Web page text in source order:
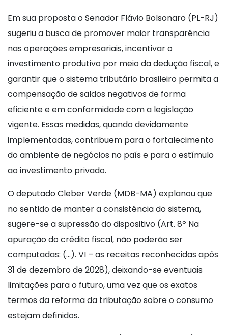
Em sua proposta o Senador Flávio Bolsonaro (PL-RJ)
sugeriu a busca de promover maior transparência
nas operações empresariais, incentivar o
investimento produtivo por meio da dedução fiscal, e
garantir que o sistema tributário brasileiro permita a
compensação de saldos negativos de forma
eficiente e em conformidade com a legislação
vigente. Essas medidas, quando devidamente
implementadas, contribuem para o fortalecimento
do ambiente de negócios no país e para o estímulo
ao investimento privado.
O deputado Cleber Verde (MDB-MA) explanou que
no sentido de manter a consistência do sistema,
sugere-se a supressão do dispositivo (Art. 8º Na
apuração do crédito fiscal, não poderão ser
computadas: (…). VI – as receitas reconhecidas após
31 de dezembro de 2028), deixando-se eventuais
limitações para o futuro, uma vez que os exatos
termos da reforma da tributação sobre o consumo
estejam definidos.